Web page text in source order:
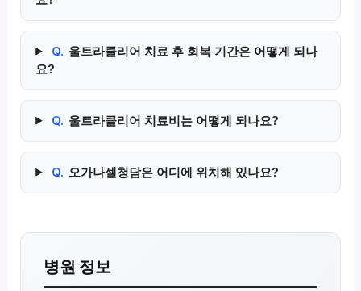
Q. 울트라클리어 치료 후 회복 기간은 어떻게 되나
요?
Q. 울트라클리어 치료비는 어떻게 되나요?
Q. 오가나셀청담은 어디에 위치해 있나요?
병원 정보